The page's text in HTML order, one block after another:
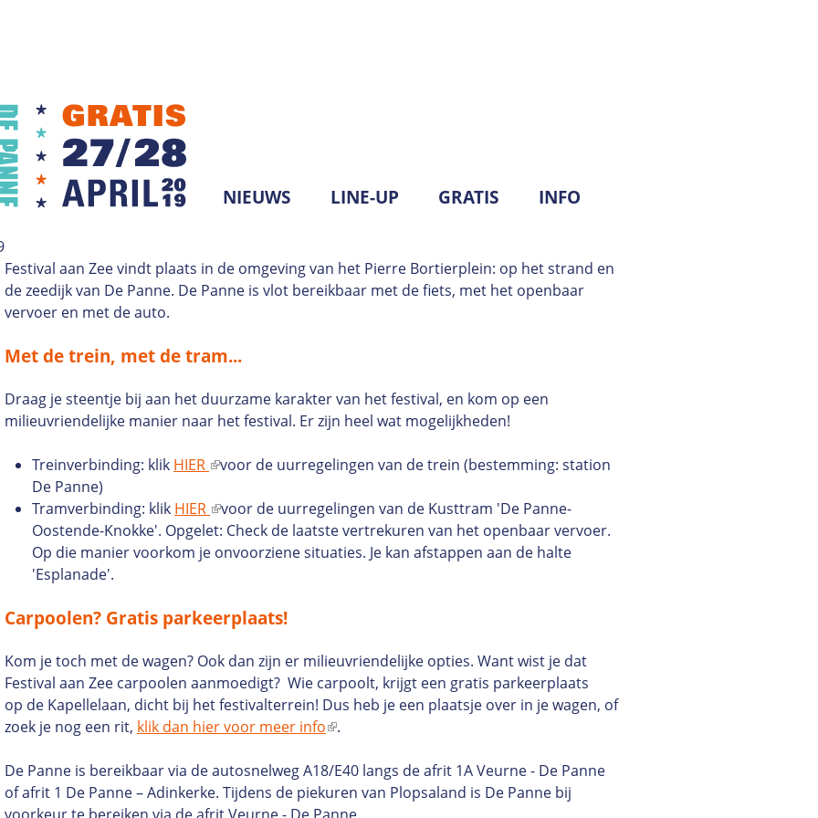
O
F
D
N
NIEUWS LINE-UP GRATIS INFO
Festival aan Zee vindt plaats in de omgeving van het Pierre Bortierplein: op het strand en
de zeedijk van De Panne. De Panne is vlot bereikbaar met de fiets, met het openbaar
vervoer en met de auto.
Met de trein, met de tram...
Draag je steentje bij aan het duurzame karakter van het festival, en kom op een
milieuvriendelijke manier naar het festival. Er zijn heel wat mogelijkheden!
Treinverbinding: klik HIER (
x
t
e
e
i
n
k
)
voor de uurregelingen van de trein (bestemming: station
De Panne)
Tramverbinding: klik HIER (
e
x
r
e
l
i
n
)
voor de uurregelingen van de Kusttram 'De Panne-
Oostende-Knokke'. Opgelet: Check de laatste vertrekuren van het openbaar vervoer.
Op die manier voorkom je onvoorziene situaties. Je kan afstappen aan de halte
'Esplanade'.
Carpoolen? Gratis parkeerplaats!
Kom je toch met de wagen? Ook dan zijn er milieuvriendelijke opties. Want wist je dat
Festival aan Zee carpoolen aanmoedigt? Wie carpoolt, krijgt een gratis parkeerplaats
op de Kapellelaan, dicht bij het festivalterrein! Dus heb je een plaatsje over in je wagen, of
zoek je nog een rit, klik dan hier voor meer info(
x
t
.
De Panne is bereikbaar via de autosnelweg A18/E40 langs de afrit 1A Veurne - De Panne
of afrit 1 De Panne – Adinkerke. Tijdens de piekuren van Plopsaland is De Panne bij